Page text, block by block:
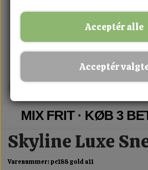
MIX FRIT · KØB 3
Skyline Luxe
Varenummer: pc188 gold a11
Acceptér alle
Acceptér